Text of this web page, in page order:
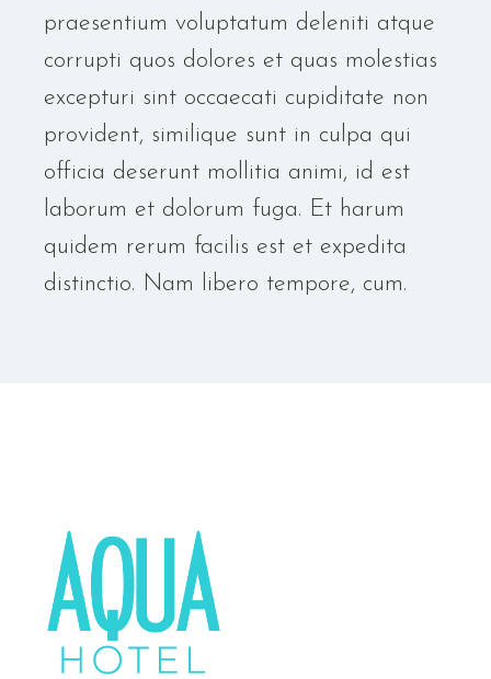
praesentium voluptatum deleniti atque
corrupti quos dolores et quas molestias
excepturi sint occaecati cupiditate non
provident, similique sunt in culpa qui
officia deserunt mollitia animi, id est
laborum et dolorum fuga. Et harum
quidem rerum facilis est et expedita
distinctio. Nam libero tempore, cum.